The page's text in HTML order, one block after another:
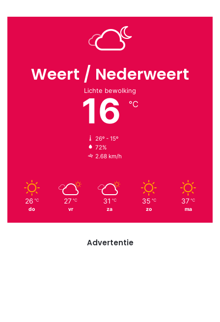
Weert / Nederweert
Lichte bewolking
16 ℃
26º - 15º
72%
2.68 km/h
26 ℃
do
27 ℃
vr
31 ℃
za
35 ℃
zo
37 ℃
ma
Advertentie